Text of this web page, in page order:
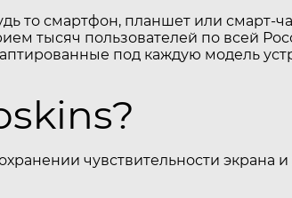
то смартфон, планшет или смарт-
тысяч пользователей по всей
под каждую модель
чувствительности экрана